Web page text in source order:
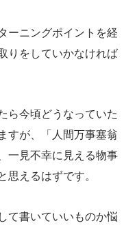
ーニングポイントを経
りをしていかなければ
ら今頃どうなっていた
すが、「人間万事塞翁
一見不幸に見える物事
思えるはずです。
て書いていいものか悩